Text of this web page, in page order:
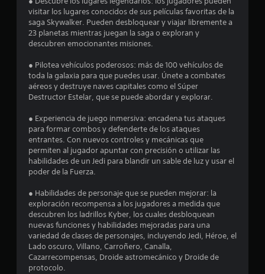
e
4
0
3
c
l
f
i
visitar los lugares conocidos de sus películas favoritas de la
saga Skywalker. Pueden desbloquear y viajar libremente a
23 planetas mientras juegan la saga o exploran y
descubren emocionantes misiones.
● Pilotea vehículos poderosos: más de 100 vehículos de
toda la galaxia para que puedes usar. Únete a combates
aéreos y destruye naves capitales como el Súper
Destructor Estelar, que se puede abordar y explorar.
● Experiencia de juego inmersiva: encadena tus ataques
para formar combos y defenderte de los ataques
entrantes. Con nuevos controles y mecánicas que
permiten al jugador apuntar con precisión o utilizar las
habilidades de un Jedi para blandir un sable de luz y usar el
poder de la Fuerza.
● Habilidades de personaje que se pueden mejorar: la
exploración recompensa a los jugadores a medida que
descubren los ladrillos Kyber, los cuales desbloquean
nuevas funciones y habilidades mejoradas para una
variedad de clases de personajes, incluyendo Jedi, Héroe, el
Lado oscuro, Villano, Carroñero, Canalla,
Cazarrecompensas, Droide astromecánico y Droide de
protocolo.